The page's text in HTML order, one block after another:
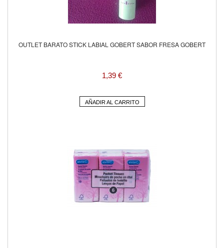
OUTLET BARATO STICK LABIAL GOBERT SABOR FRESA GOBERT
1,39 €
AÑADIR AL CARRITO